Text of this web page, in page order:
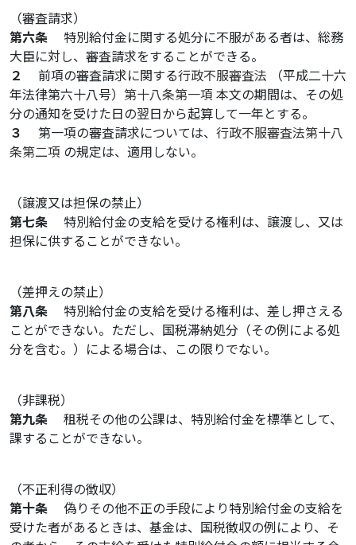
（審査請求）
第六条
特別給付金に関する処分に不服がある者は、総務
大臣に対し、審査請求をすることができる。
２
前項の審査請求に関する行政不服審査法 （平成二十六
年法律第六十八号） 第十八条第一項 本文の期間は、その処
分の通知を受けた日の翌日から起算して一年とする。
３
第一項の審査請求については、 行政不服審査法第十八
条第二項 の規定は、適用しない。
（譲渡又は担保の禁止）
第七条
特別給付金の支給を受ける権利は、譲渡し、又は
担保に供することができない。
（差押えの禁止）
第八条
特別給付金の支給を受ける権利は、差し押さえる
ことができない。ただし、国税滞納処分（その例による処
分を含む。）による場合は、この限りでない。
（非課税）
第九条
租税その他の公課は、特別給付金を標準として、
課することができない。
（不正利得の徴収）
第十条
偽りその他不正の手段により特別給付金の支給を
受けた者があるときは、基金は、国税徴収の例により、そ